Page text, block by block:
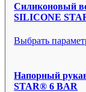
Силиконовый
SILICONE
Выбрать
Напорный
STAR® 6 BAR